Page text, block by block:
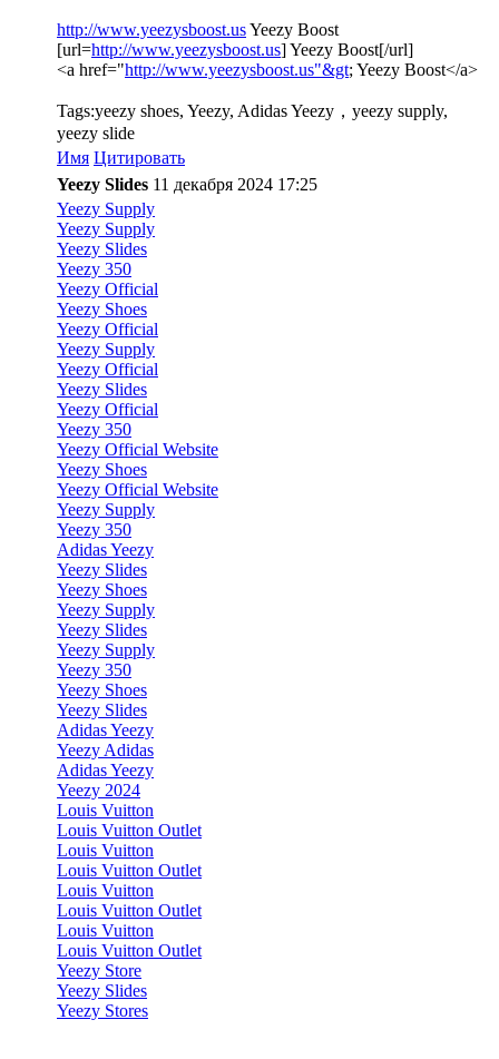
http://www.yeezysboost.usYeezy Boost
[url=http://www.yeezysboost.us] Yeezy Boost[/url]
<a href="http://www.yeezysboost.us"&gt; Yeezy Boost</a>
Tags:yeezy shoes, Yeezy, Adidas Yeezy，yeezy supply,
yeezy slide
Имя Цитировать
Yeezy Slides 11 декабря 2024 17:25
Yeezy Supply
Yeezy Supply
Yeezy Slides
Yeezy 350
Yeezy Official
Yeezy Shoes
Yeezy Official
Yeezy Supply
Yeezy Official
Yeezy Slides
Yeezy Official
Yeezy 350
Yeezy Official Website
Yeezy Shoes
Yeezy Official Website
Yeezy Supply
Yeezy 350
Adidas Yeezy
Yeezy Slides
Yeezy Shoes
Yeezy Supply
Yeezy Slides
Yeezy Supply
Yeezy 350
Yeezy Shoes
Yeezy Slides
Adidas Yeezy
Yeezy Adidas
Adidas Yeezy
Yeezy 2024
Louis Vuitton
Louis Vuitton Outlet
Louis Vuitton
Louis Vuitton Outlet
Louis Vuitton
Louis Vuitton Outlet
Louis Vuitton
Louis Vuitton Outlet
Yeezy Store
Yeezy Slides
Yeezy Stores